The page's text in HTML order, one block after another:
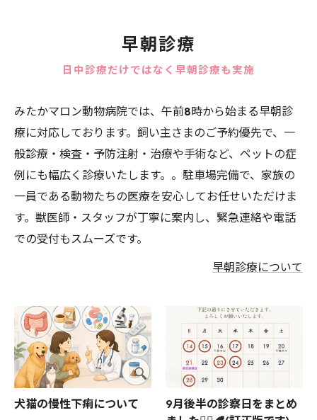
早朝診療
日中診療だけではなく早朝診療も実施
みたかマロン動物病院では、午前8時から始まる早朝診
療に対応しております。飼い主さまのご予約優先で、一
般診療・検査・予防注射・治療や手術など、ペットの症
例にも幅広く診療いたします。。駐車場完備で、家族の
一員である動物たちの医療を安心してお任せいただけま
す。獣医師・スタッフが丁寧に案内し、緊急連絡や電話
での受付もスムーズです。
早朝診療について
犬猫の慢性下痢について
9月後半の診察日をまとめ